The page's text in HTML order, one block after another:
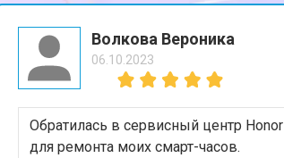
от 2750 ₽ Заказать
от 1450 ₽ Заказать
Волкова Вероника
06.10.2023
Обратилась в сервисный центр Honor
для ремонта моих смарт-часов.